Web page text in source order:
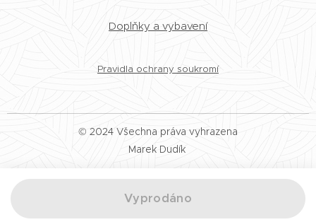
Vyprodáno
Doplňky a vybavení
Pravidla ochrany soukromí
© 2024 Všechna práva vyhrazena
Marek Dudík